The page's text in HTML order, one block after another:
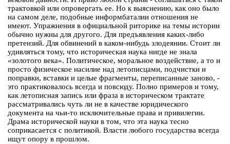
трактовкой или опровергать ее. Но к выяснению, как оно было
на самом деле, подобные информбаталии отношения не
имеют. Упражнения в официальной риторике на темы истории
обычно нужны для другого. Для предъявления каких-либо
претензий. Для обвинений в каком-нибудь злодеянии. Стоит ли
удивляться тому, что историческая наука нигде не знала
«золотого века». Политическое, моральное воздействие, а то и
просто физическое насилие над летописцами, подчистки и
поправки, вставки и целые фрагменты, переписанные заново, -
это практиковалось всегда и повсюду. Полно примеров и тому,
как летописная запись или фраза в историческом трактате
рассматривались чуть ли не в качестве юридического
документа на чьи-то исключительные права и привилегии.
Драма исторической науки в том, что эта наука тесно
соприкасается с политикой. Власти любого государства всегда
ищут опору в прошлом.